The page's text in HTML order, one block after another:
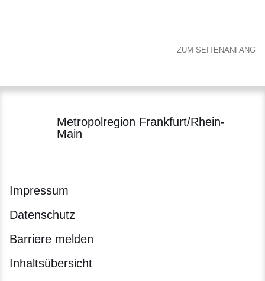
ZUM SEITENANFANG
Metropolregion Frankfurt/Rhein-
Main
Impressum
Datenschutz
Barriere melden
Inhaltsübersicht